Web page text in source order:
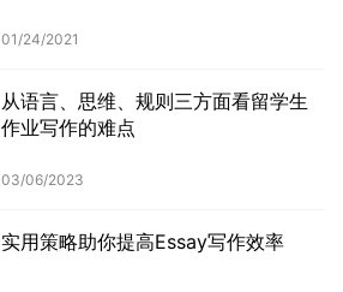
01/24/2021
从语言、思维、规则三方面看留学生
作业写作的难点
03/06/2023
实用策略助你提高Essay写作效率